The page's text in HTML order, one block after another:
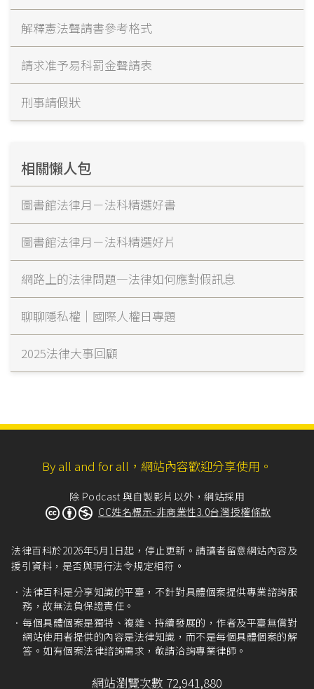
解釋憲法聲請書參考格式
請求准予易科罰金聲請表
刑事請假狀
相關懶人包
圖書館法律月－法科精選好書
圖書館法律月－法科精選好片
網路上的法律問題—法律如何應對假訊息
聊聊隱私權｜國際人權日專題
2025法律大事回顧
By all and for all，網站內容歡迎分享使用。
除 Podcast 與自製影片以外，網站採用
CC姓名標示-非商業性3.0台灣授權條款
法律百科於2026年5月1日起，停止更新。請讀者留意網站內容及
援引資料，是否與現行法令規定相符。
法律百科是分享知識的平臺，不針對具體個案提供專業諮詢服
務，故無法負保證責任。
每個具體個案是獨特、複雜、持續發展的，作者及平臺無償對
網站使用者提供的內容是法律知識，而不是每個具體個案的解
答。如有個案法律諮詢需求，敬請洽詢專業律師。
網站瀏覽次數 72,941,880